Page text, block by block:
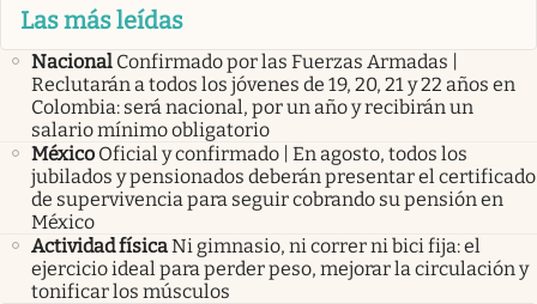
Las más leídas
Nacional Confirmado por las Fuerzas Armadas |
Reclutarán a todos los jóvenes de 19, 20, 21 y 22 años en
Colombia: será nacional, por un año y recibirán un
salario mínimo obligatorio
México Oficial y confirmado | En agosto, todos los
jubilados y pensionados deberán presentar el certificado
de supervivencia para seguir cobrando su pensión en
México
Actividad físicaNi gimnasio, ni correr ni bici fija: el
ejercicio ideal para perder peso, mejorar la circulación y
tonificar los músculos